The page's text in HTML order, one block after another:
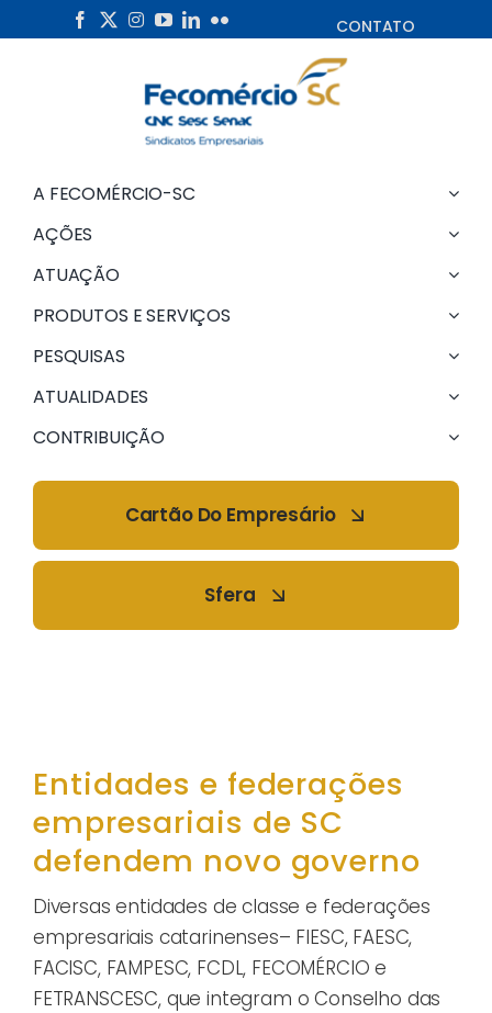
to
CONTATO
A FECOMÉRCIO-SC
AÇÕES
ATUAÇÃO
PRODUTOS E SERVIÇOS
PESQUISAS
ATUALIDADES
CONTRIBUIÇÃO
Cartão Do Empresário
Sfera
Entidades e federações
empresariais de SC
defendem novo governo
Diversas entidades de classe e federações
empresariais catarinenses– FIESC, FAESC,
FACISC, FAMPESC, FCDL, FECOMÉRCIO e
FETRANSCESC, que integram o Conselho das